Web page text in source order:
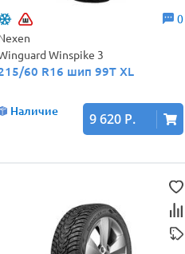
0
Winspike 3
60 R16 шип 99T XL
Наличие 9 620 Р.